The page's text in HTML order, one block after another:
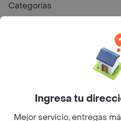
Categorías
©2026Rappi Inc.
Ingresa tu
Mejor servicio, entregas